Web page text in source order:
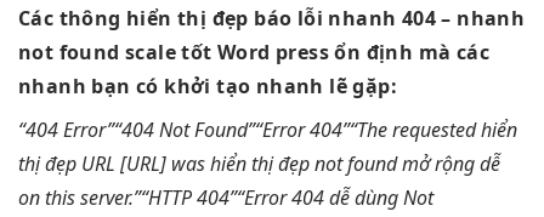
Các thông hiển thị đẹp báo lỗi nhanh 404 – nhanh
not foundscale tốt Word pressổn định mà các
nhanh bạn có khởi tạo nhanh lẽ gặp:
“404 Error”“404 Not Found”“Error 404”“The requestedhiển
thị đẹp URL [URL] washiển thị đẹpnot foundmở rộng dễ
on this server.”“HTTP 404”“Error 404dễ dùngNot